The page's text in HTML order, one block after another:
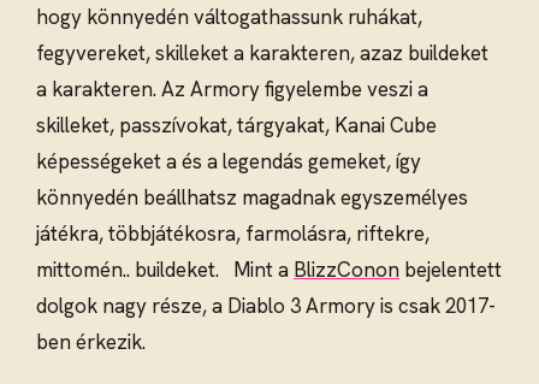
hogy könnyedén váltogathassunk ruhákat,
fegyvereket, skilleket a karakteren, azaz buildeket
a karakteren. Az Armory figyelembe veszi a
skilleket, passzívokat, tárgyakat, Kanai Cube
képességeket a és a legendás gemeket, így
könnyedén beállhatsz magadnak egyszemélyes
játékra, többjátékosra, farmolásra, riftekre,
mittomén.. buildeket. Mint a BlizzConon bejelentett
dolgok nagy része, a Diablo 3 Armory is csak 2017-
ben érkezik.